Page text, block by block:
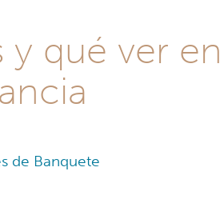
y qué ver en
de Banquete